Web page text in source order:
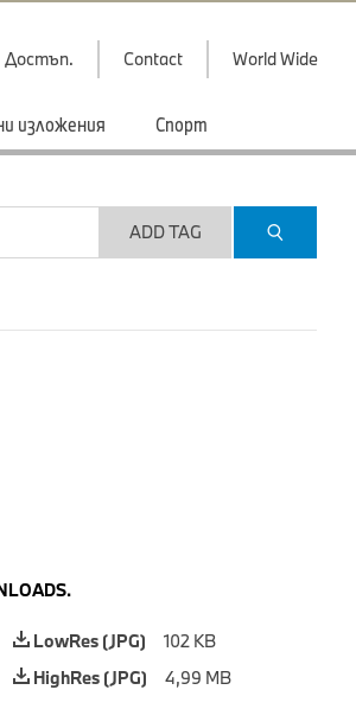
Достъп. Contact World Wide
изложения Спорт
ADD TAG
LowRes (JPG)
102 KB
HighRes (JPG)
4,99 MB